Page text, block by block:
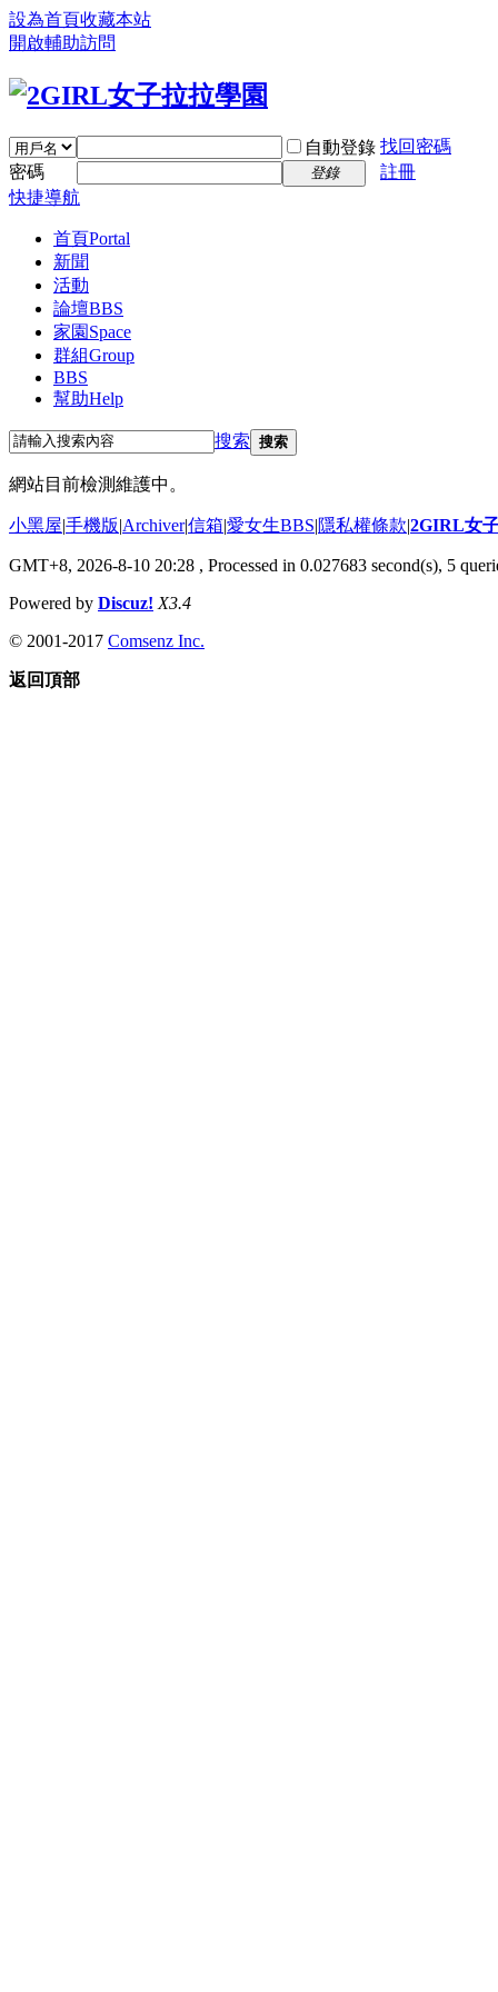
設為首頁收藏本站
開啟輔助訪問
自動登錄 找回密碼
密碼
登錄
註冊
快捷導航
首頁Portal
新聞
活動
論壇BBS
家園 Space
群組Group
BBS
幫助Help
搜索 搜索
網站目前檢測維護中。
小黑屋|手機版|Archiver|信箱|愛女生BBS|隱私權條款|2GIRL女
GMT+8, 2026-8-10 20:28 , Processed in 0.027683 second(s), 5
Powered by Discuz! X3.4
© 2001-2017 Comsenz Inc.
返回頂部